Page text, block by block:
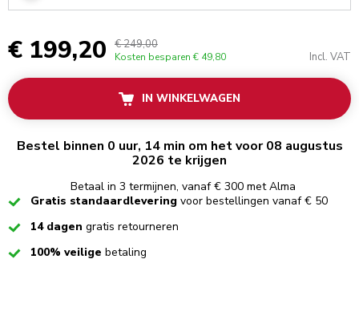
€ 199,20 € 249,00
Kosten besparen € 49,80 Incl. VAT
IN WINKELWAGEN
Bestel binnen 0 uur, 14 min om het voor 08 augustus
2026 te krijgen
Betaal in 3 termijnen, vanaf € 300 met Alma
CheckedGratis standaardlevering voor bestellingen vanaf € 50
Checked14 dagen gratis retourneren
Checked100% veilige betaling